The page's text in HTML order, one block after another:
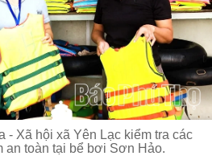
- Xã hội xã Yên Lạc kiểm tra các
an toàn tại bể bơi Sơn Hảo.